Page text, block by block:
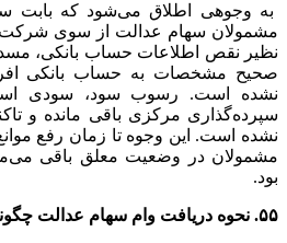
به وجوهی اطلاق می‌شود که بابت
مشمولان سهام عدالت از سوی
نظیر نقص اطلاعات حساب بانکی،
صحیح مشخصات به حساب بانکی
نشده است. رسوب سود، سودی
سپرده‌گذاری مرکزی باقی مانده و
نشده است. این وجوه تا زمان رفع
مشمولان در وضعیت معلق باقی
بود.
۵۵. نحوه دریافت وام سهام عدالت چگونه است؟